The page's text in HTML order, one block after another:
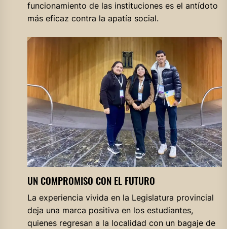
funcionamiento de las instituciones es el antídoto
más eficaz contra la apatía social.
UN COMPROMISO CON EL FUTURO
La experiencia vivida en la Legislatura provincial
deja una marca positiva en los estudiantes,
quienes regresan a la localidad con un bagaje de